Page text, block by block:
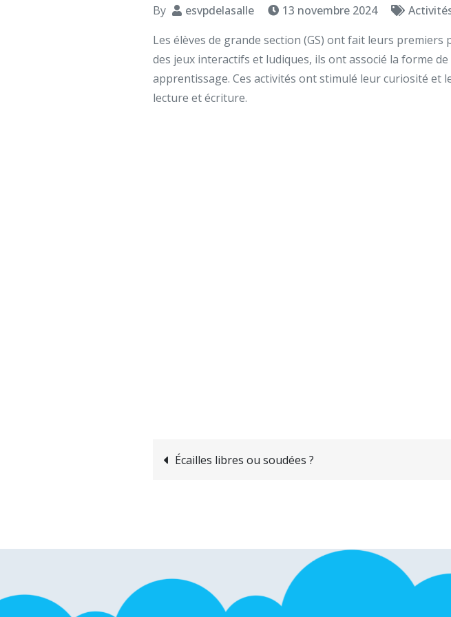
By esvpdelasalle 13 novembre 2024
Les élèves de grande section (GS) ont fait leurs
des jeux interactifs et ludiques, ils ont associé la forme
apprentissage. Ces activités ont stimulé leur curiosité
lecture et écriture.
Navigation
l’article
Écailles libres ou soudées ?